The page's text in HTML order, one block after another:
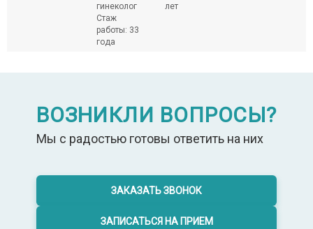
гинеколог
Стаж
работы: 33
года
лет
ВОЗНИКЛИ ВОПРОСЫ?
Мы с радостью готовы ответить на них
ЗАКАЗАТЬ ЗВОНОК
ЗАПИСАТЬСЯ НА ПРИЕМ